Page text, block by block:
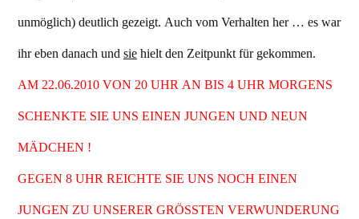
unmöglich) deutlich gezeigt. Auch vom Verhalten her … es war
ihr eben danach und sie hielt den Zeitpunkt für gekommen.
AM 22.06.2010 VON 20 UHR AN BIS 4 UHR MORGENS
SCHENKTE SIE UNS EINEN JUNGEN UND NEUN
MÄDCHEN !
GEGEN 8 UHR REICHTE SIE UNS NOCH EINEN
JUNGEN ZU UNSERER GRÖSSTEN VERWUNDERUNG